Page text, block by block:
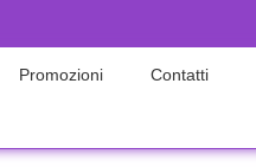
Promozioni Contatti